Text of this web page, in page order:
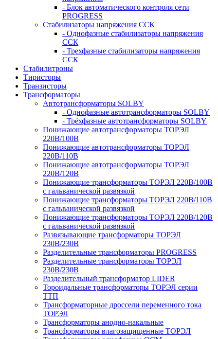
- Блок автоматического контроля сети
PROGRESS
Стабилизаторы напряжения ССК
- Однофазные стабилизаторы напряжения
ССК
- Трехфазные стабилизаторы напряжения
ССК
Стабилитроны
Тиристоры
Транзисторы
Трансформаторы
Автотрансформаторы SOLBY
- Однофазные автотрансформаторы SOLBY
- Трёхфазные автотрансформаторы SOLBY
Понижающие автотрансформаторы ТОРЭЛ
220В/100В
Понижающие автотрансформаторы ТОРЭЛ
220В/110В
Понижающие автотрансформаторы ТОРЭЛ
220В/120В
Понижающие трансформаторы ТОРЭЛ 220В/100В
с гальванической развязкой
Понижающие трансформаторы ТОРЭЛ 220В/110В
с гальванической развязкой
Понижающие трансформаторы ТОРЭЛ 220В/120В
с гальванической развязкой
Развязывающие трансформаторы ТОРЭЛ
230В/230В
Разделительные трансформаторы PROGRESS
Разделительные трансформаторы ТОРЭЛ
230В/230В
Разделительный трансформатор LIDER
Тороидальные трансформаторы ТОРЭЛ серии
ТТП
Трансформаторные дроссели переменного тока
ТОРЭЛ
Трансформаторы анодно-накальные
Трансформаторы влагозащищенные ТОРЭЛ